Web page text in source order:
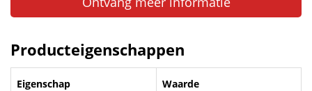
Producteigenschappen
Eigenschap Waarde